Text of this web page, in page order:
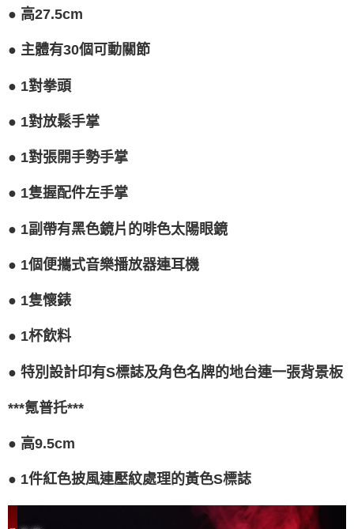
● 高27.5cm
● 主體有30個可動關節
● 1對拳頭
● 1對放鬆手掌
● 1對張開手勢手掌
● 1隻握配件左手掌
● 1副帶有黑色鏡片的啡色太陽眼鏡
● 1個便攜式音樂播放器連耳機
● 1隻懷錶
● 1杯飲料
● 特別設計印有S標誌及角色名牌的地台連一張背景板
***氪普托***
● 高9.5cm
● 1件紅色披風連壓紋處理的黃色S標誌